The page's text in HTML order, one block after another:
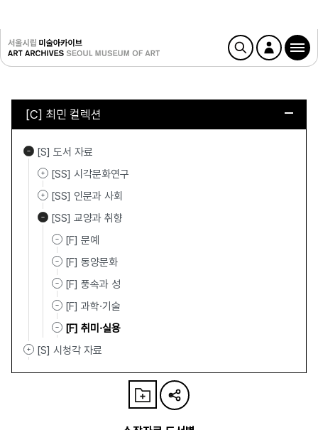
[C] 최민 컬렉션
[S] 도서 자료
[SS] 시각문화연구
[SS] 인문과 사회
[SS] 교양과 취향
[F] 문예
[F] 동양문화
[F] 풍속과 성
[F] 과학·기술
[F] 취미·실용
[S] 시청각 자료